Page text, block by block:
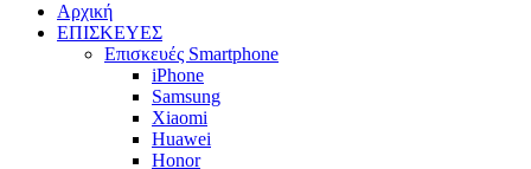
Αρχική
ΕΠΙΣΚΕΥΕΣ
Επισκευές Smartphone
iPhone
Samsung
Xiaomi
Huawei
Honor